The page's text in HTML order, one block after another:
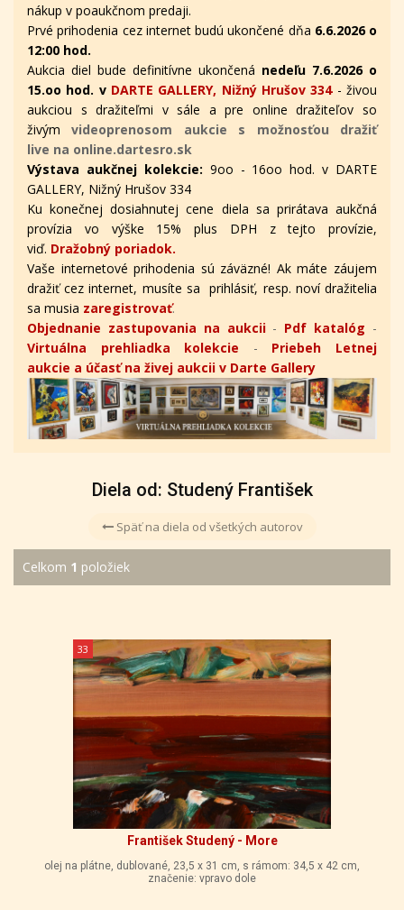
nákup v poaukčnom predaji.
Prvé prihodenia cez internet budú ukončené dňa 6.6.2026 o
12:00 hod.
Aukcia diel bude definitívne ukončená nedeľu 7.6.2026 o
15.oo hod. v DARTE GALLERY, Nižný Hrušov 334 - živou
aukciou s dražiteľmi v sále a pre online dražiteľov so
živým videoprenosom aukcie s možnosťou dražiť
live na online.dartesro.sk
Výstava aukčnej kolekcie: 9oo - 16oo hod. v DARTE
GALLERY, Nižný Hrušov 334
Ku konečnej dosiahnutej cene diela sa prirátava aukčná
provízia vo výške 15% plus DPH z tejto provízie,
viď. Dražobný poriadok.
Vaše internetové prihodenia sú záväzné! Ak máte záujem
dražiť cez internet, musíte sa prihlásiť, resp. noví dražitelia
sa musia zaregistrovať.
Objednanie zastupovania na aukcii- Pdf katalóg -
Virtuálna prehliadka kolekcie - Priebeh Letnej
aukcie a účasť na živej aukcii v Darte Gallery
Diela od: Studený František
Späť na diela od všetkých autorov
Celkom 1 položiek
33
František Studený - More
olej na plátne, dublované, 23,5 x 31 cm, s rámom: 34,5 x 42 cm,
značenie: vpravo dole